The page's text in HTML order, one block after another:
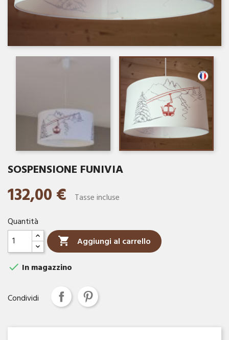
SOSPENSIONE FUNIVIA
132,00 €
Tasse incluse
Quantità
 Aggiungi al carrello
 In magazzino
Condividi